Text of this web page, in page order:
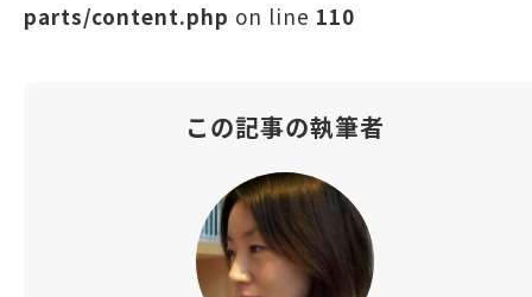
parts/content.php on line 110
この記事の執筆者